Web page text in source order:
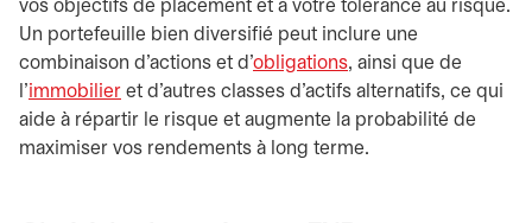
vos objectifs de placement et à votre tolérance au risque.
Un portefeuille bien diversifié peut inclure une
combinaison d'actions et d'obligations, ainsi que de
l'immobilier et d'autres classes d'actifs alternatifs, ce qui
aide à répartir le risque et augmente la probabilité de
maximiser vos rendements à long terme.